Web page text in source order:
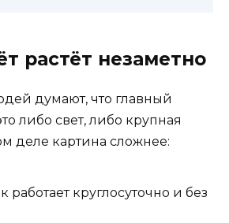
растёт незаметно
думают, что главный
либо свет, либо крупная
деле картина сложнее:
круглосуточно и без